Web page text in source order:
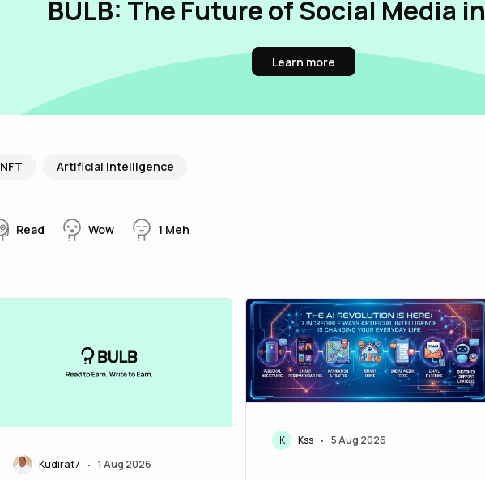
BULB: The Future of Social Media
Learn more
NFT Artificial Intelligence
Read Wow 1 Meh
Kudirat7 • 1 Aug 2026
K Kss • 5 Aug 2026